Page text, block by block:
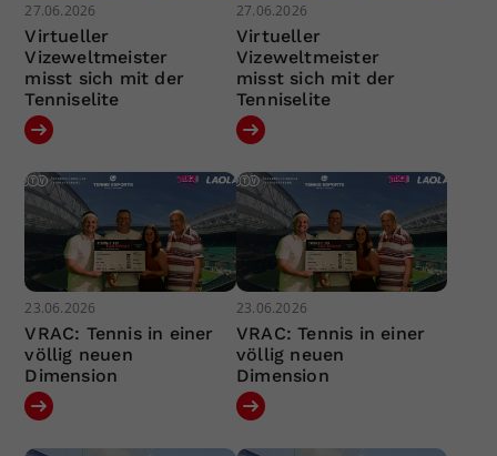
27.06.2026
Virtueller
Vizeweltmeister
misst sich mit der
Tenniselite
27.06.2026
Virtueller
Vizeweltmeister
misst sich mit der
Tenniselite
23.06.2026
VRAC: Tennis in einer
völlig neuen
Dimension
23.06.2026
VRAC: Tennis in einer
völlig neuen
Dimension